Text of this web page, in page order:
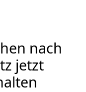
nach
jetzt